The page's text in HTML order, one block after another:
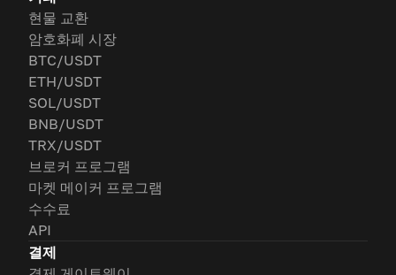
현물 교환
암호화폐 시장
BTC/USDT
ETH/USDT
SOL/USDT
BNB/USDT
TRX/USDT
브로커 프로그램
마켓 메이커 프로그램
수수료
API
결제